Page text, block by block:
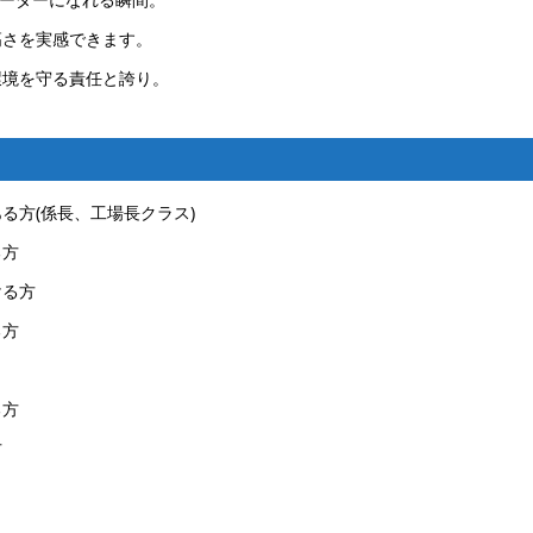
を実感できます。
を守る責任と誇り。
方(係長、工場長クラス)
方